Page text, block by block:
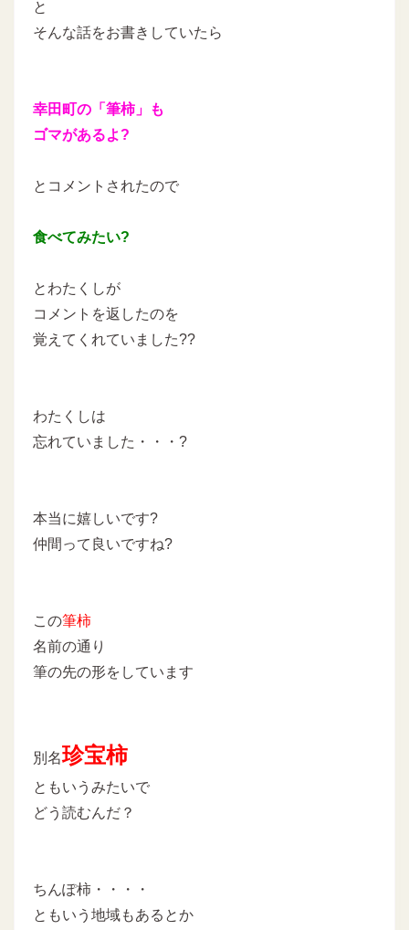
と
そんな話をお書きしていたら
幸田町の「筆柿」も
ゴマがあるよ?
とコメントされたので
食べてみたい?
とわたくしが
コメントを返したのを
覚えてくれていました??
わたくしは
忘れていました・・・?
本当に嬉しいです?
仲間って良いですね?
この筆柿
名前の通り
筆の先の形をしています
別名珍宝柿
ともいうみたいで
どう読むんだ？
ちんぽ柿・・・・
ともいう地域もあるとか